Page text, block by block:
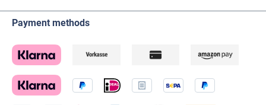
Payment methods